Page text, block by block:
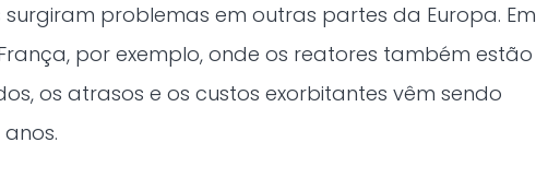
surgiram problemas em outras partes da Europa. Em
por exemplo, onde os reatores também estão
os atrasos e os custos exorbitantes vêm sendo